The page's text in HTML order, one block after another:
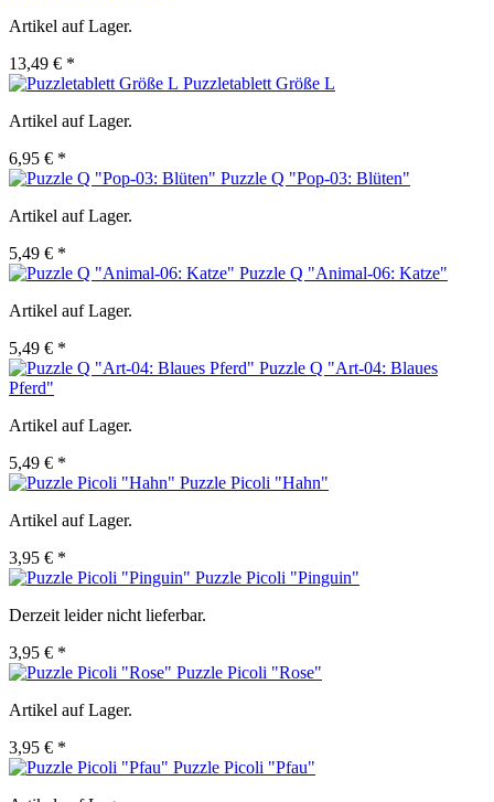
Artikel auf Lager.
13,49 € *
Puzzletablett Größe L
Artikel auf Lager.
6,95 € *
Puzzle Q "Pop-03: Blüten"
Artikel auf Lager.
5,49 € *
Puzzle Q "Animal-06: Katze"
Artikel auf Lager.
5,49 € *
Puzzle Q "Art-04: Blaues
Pferd"
Artikel auf Lager.
5,49 € *
Puzzle Picoli "Hahn"
Artikel auf Lager.
3,95 € *
Puzzle Picoli "Pinguin"
Derzeit leider nicht lieferbar.
3,95 € *
Puzzle Picoli "Rose"
Artikel auf Lager.
3,95 € *
Puzzle Picoli "Pfau"